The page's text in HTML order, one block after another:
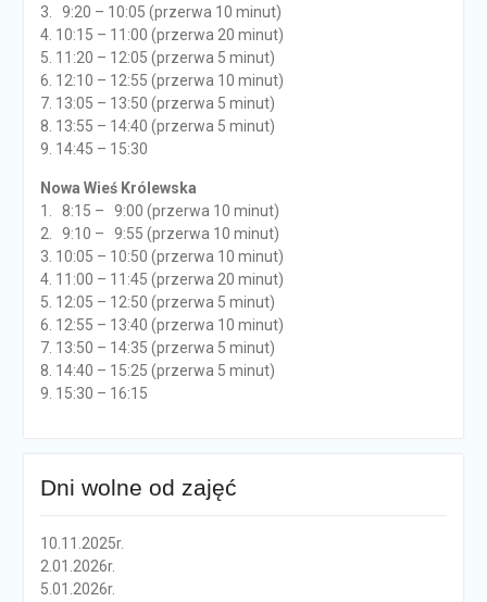
3. 9:20 – 10:05 (przerwa 10 minut)
4. 10:15 – 11:00 (przerwa 20 minut)
5. 11:20 – 12:05 (przerwa 5 minut)
6. 12:10 – 12:55 (przerwa 10 minut)
7. 13:05 – 13:50 (przerwa 5 minut)
8. 13:55 – 14:40 (przerwa 5 minut)
9. 14:45 – 15:30
Nowa Wieś Królewska
1. 8:15 – 9:00 (przerwa 10 minut)
2. 9:10 – 9:55 (przerwa 10 minut)
3. 10:05 – 10:50 (przerwa 10 minut)
4. 11:00 – 11:45 (przerwa 20 minut)
5. 12:05 – 12:50 (przerwa 5 minut)
6. 12:55 – 13:40 (przerwa 10 minut)
7. 13:50 – 14:35 (przerwa 5 minut)
8. 14:40 – 15:25 (przerwa 5 minut)
9. 15:30 – 16:15
Dni wolne od zajęć
10.11.2025r.
2.01.2026r.
5.01.2026r.